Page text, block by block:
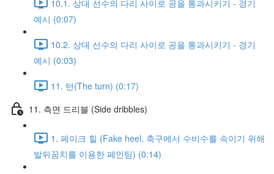
10.1. 상대 선수의 다리 사이로 공을 통과시키기 - 경기
예시 (0:07)
10.2. 상대 선수의 다리 사이로 공을 통과시키기 - 경기
예시 (0:03)
11. 턴(The turn) (0:17)
11. 측면 드리블 (Side dribbles)
1. 페이크 힐 (Fake heel, 축구에서 수비수를 속이기 위해
발뒤꿈치를 이용한 페인팅) (0:14)